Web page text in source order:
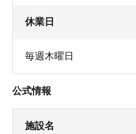
休業日
毎週木曜日
公式情報
施設名